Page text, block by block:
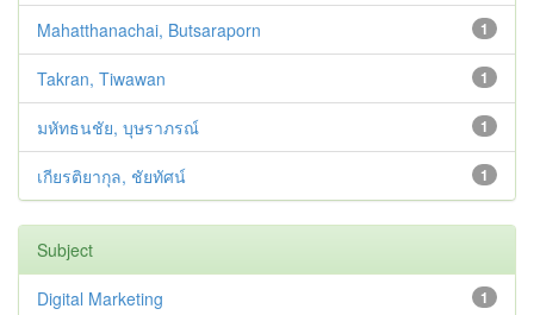
1
Mahatthanachai, Butsaraporn
1
Takran, Tiwawan
1
มหัทธนชัย, บุษราภรณ์
1
เกียรติยากุล, ชัยทัศน์
Subject
1
Digital Marketing